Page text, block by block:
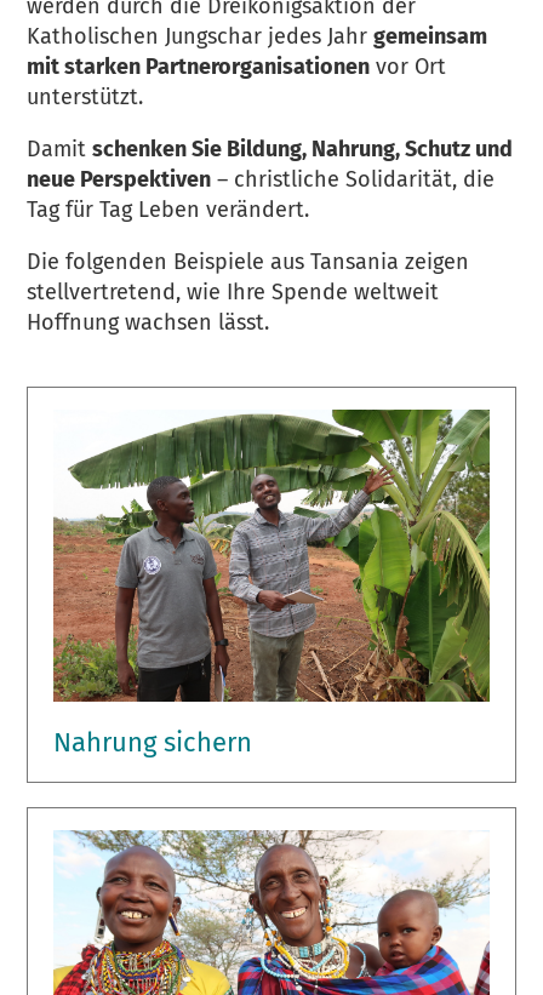
werden durch die Dreikönigsaktion der
Katholischen Jungschar jedes Jahrgemeinsam
mit starken Partnerorganisationen vor Ort
unterstützt.
Damitschenken Sie Bildung, Nahrung, Schutz und
neue Perspektiven – christliche Solidarität, die
Tag für Tag Leben verändert.
Die folgenden Beispiele aus Tansania zeigen
stellvertretend, wie Ihre Spende weltweit
Hoffnung wachsen lässt.
Nahrung sichern